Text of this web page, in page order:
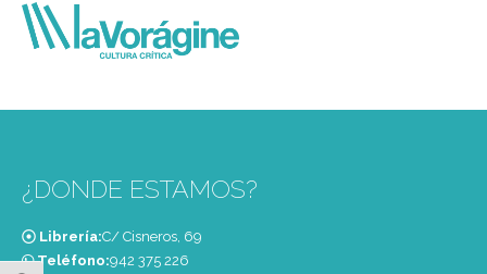
¿DONDE ESTAMOS?
Librería:C/ Cisneros, 69
Teléfono:‭942 375 226‬